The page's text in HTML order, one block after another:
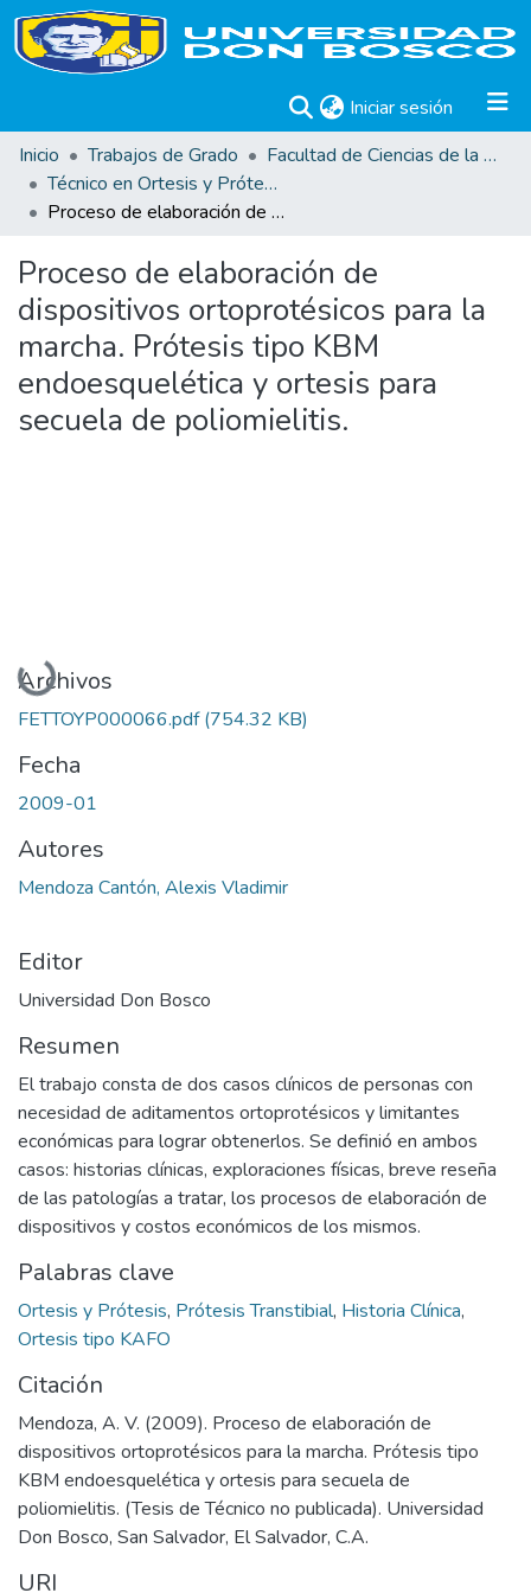
Iniciar sesión (current)
Inicio
Trabajos de Grado
Facultad de Ciencias de la Rehabilitación
Técnico en Ortesis y Prótesis
Proceso de elaboración de dispositivos ortoprotésicos para la marcha. Prótesis tipo KBM endoesquelética y ortesis para secuela de poliomielitis.
Proceso de elaboración de
dispositivos ortoprotésicos para la
marcha. Prótesis tipo KBM
endoesquelética y ortesis para
secuela de poliomielitis.
Cargando...
Archivos
FETTOYP000066.pdf(754.32 KB)
Fecha
2009-01
Autores
Mendoza Cantón, Alexis Vladimir
Editor
Universidad Don Bosco
Resumen
El trabajo consta de dos casos clínicos de personas con
necesidad de aditamentos ortoprotésicos y limitantes
económicas para lograr obtenerlos. Se definió en ambos
casos: historias clínicas, exploraciones físicas, breve reseña
de las patologías a tratar, los procesos de elaboración de
dispositivos y costos económicos de los mismos.
Palabras clave
Ortesis y Prótesis, Prótesis Transtibial, Historia Clínica,
Ortesis tipo KAFO
Citación
Mendoza, A. V. (2009). Proceso de elaboración de
dispositivos ortoprotésicos para la marcha. Prótesis tipo
KBM endoesquelética y ortesis para secuela de
poliomielitis. (Tesis de Técnico no publicada). Universidad
Don Bosco, San Salvador, El Salvador, C.A.
URI